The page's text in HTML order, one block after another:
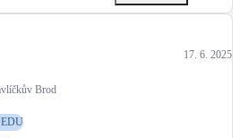
17. 6. 2025
Brod
EDU